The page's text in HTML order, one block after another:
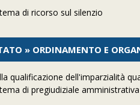
di ricorso sul silenzio
» ORDINAMENTO E
qualificazione dell'imparzialità
di pregiudiziale